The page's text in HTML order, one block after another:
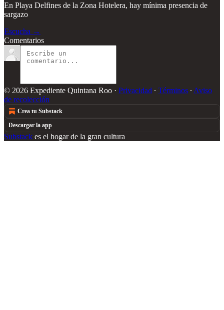
En Playa Delfines de la Zona Hotelera, hay mínima presencia de
sargazo
Escucha →
Comentarios
© 2026 Expediente Quintana Roo · Privacidad ∙ Términos ∙ Aviso
de recolección
Crea tu Substack
Descargar la app
Substack es el hogar de la gran cultura